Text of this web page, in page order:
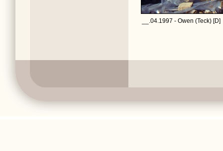
__.04.1997 - Owen (Teck) [D]